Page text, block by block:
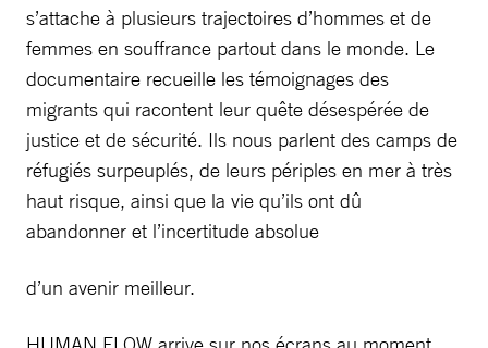
s’attache à plusieurs trajectoires d’hommes et de
femmes en souffrance partout dans le monde. Le
documentaire recueille les témoignages des
migrants qui racontent leur quête désespérée de
justice et de sécurité. Ils nous parlent des camps de
réfugiés surpeuplés, de leurs périples en mer à très
haut risque, ainsi que la vie qu’ils ont dû
abandonner et l’incertitude absolue
d’un avenir meilleur.